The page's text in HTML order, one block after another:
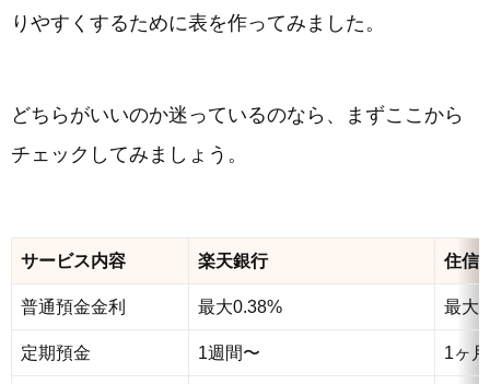
りやすくするために表を作ってみました。
どちらがいいのか迷っているのなら、まずここから
チェックしてみましょう。
サービス内容 楽天銀行 住信
普通預金金利 最大0.38% 最大
定期預金 1週間〜 1ヶ